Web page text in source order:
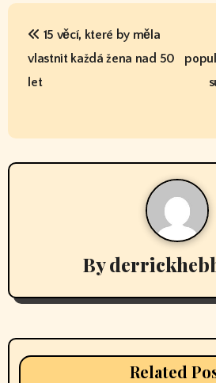
P
n
a
a
t
15 věcí, které by měla
vlastnit každá žena nad 50
let
By
Related